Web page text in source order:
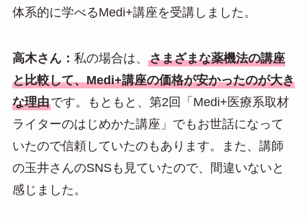
体系的に学べるMedi+講座を受講しました。
高木さん： 私の場合は、 さまざまな薬機法の講座
と比較して、Medi+講座の価格が安かったのが大き
な理由です。もともと、第2回「Medi+医療系取材
ライターのはじめかた講座」でもお世話になって
いたので信頼していたのもあります。また、講師
の玉井さんのSNSも見ていたので、間違いないと
感じました。